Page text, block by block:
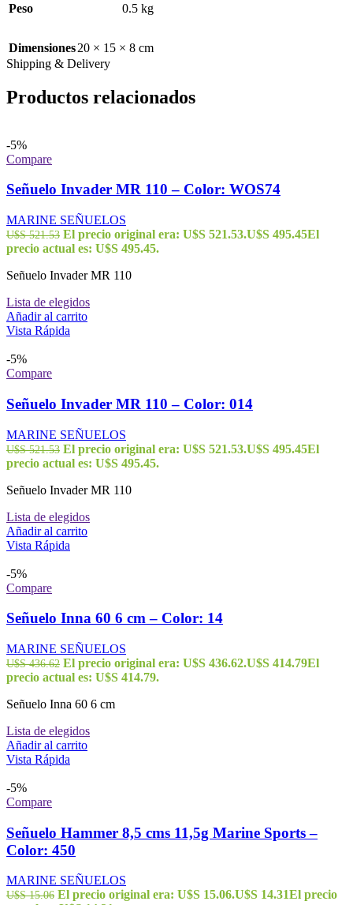
Peso
0.5 kg
Dimensiones20 × 15 × 8 cm
Shipping & Delivery
Productos relacionados
-5%
Compare
Señuelo Invader MR 110 – Color: WOS74
MARINE SEÑUELOS
U$S521.53 El precio original era: U$S 521.53.U$S 495.45El
precio actual es: U$S 495.45.
Señuelo Invader MR 110
Lista de elegidos
Añadir al carrito
Vista Rápida
-5%
Compare
Señuelo Invader MR 110 – Color: 014
MARINE SEÑUELOS
U$S521.53 El precio original era: U$S 521.53.U$S 495.45El
precio actual es: U$S 495.45.
Señuelo Invader MR 110
Lista de elegidos
Añadir al carrito
Vista Rápida
-5%
Compare
Señuelo Inna 60 6 cm – Color: 14
MARINE SEÑUELOS
U$S436.62 El precio original era: U$S 436.62.U$S 414.79El
precio actual es: U$S 414.79.
Señuelo Inna 60 6 cm
Lista de elegidos
Añadir al carrito
Vista Rápida
-5%
Compare
Señuelo Hammer 8,5 cms 11,5g Marine Sports –
Color: 450
MARINE SEÑUELOS
U$S15.06 El precio original era: U$S 15.06.U$S 14.31El precio